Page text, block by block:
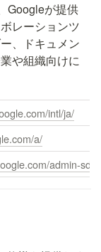
Googleが提供
レーションツ
、ドキュメン
や組織向けに
intl/ja/
a/
admin-